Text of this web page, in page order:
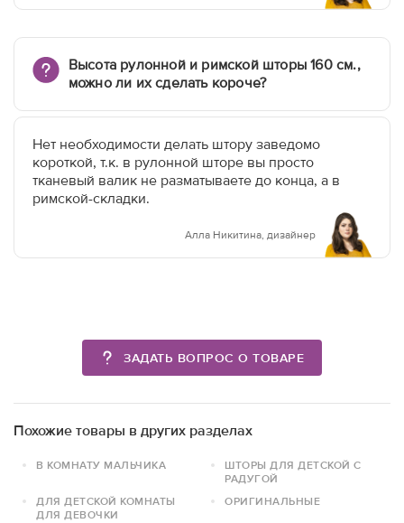
Высота рулонной и римской шторы 160 см.,
можно ли их сделать короче?
Нет необходимости делать штору заведомо
короткой, т.к. в рулонной шторе вы просто
тканевый валик не разматываете до конца, а в
римской-складки.
Алла Никитина, дизайнер
ЗАДАТЬ ВОПРОС О ТОВАРЕ
Похожие товары в других разделах
В КОМНАТУ МАЛЬЧИКА
ШТОРЫ ДЛЯ ДЕТСКОЙ С
РАДУГОЙ
ДЛЯ ДЕТСКОЙ КОМНАТЫ
ДЛЯ ДЕВОЧКИ
ОРИГИНАЛЬНЫЕ